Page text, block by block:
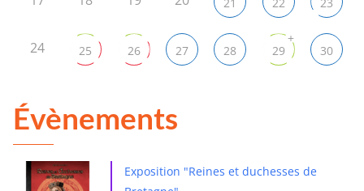
24 25 26 27 28 29
+
30
Évènements
Exposition "Reines et duchesses de